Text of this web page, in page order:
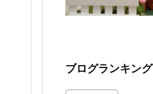
ブログランキング